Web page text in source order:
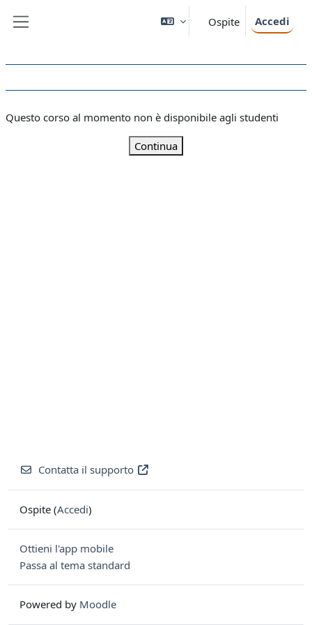
Ospite Accedi
Questo corso al momento non è disponibile agli studenti
Continua
Contatta il supporto
Ospite (Accedi)
Ottieni l'app mobile
Passa al tema standard
Powered by Moodle